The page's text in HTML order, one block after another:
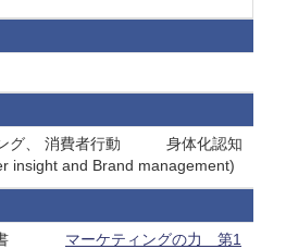
ング、 消費者行動 身体化認知
insight and Brand management)
マーケティングの力 第1